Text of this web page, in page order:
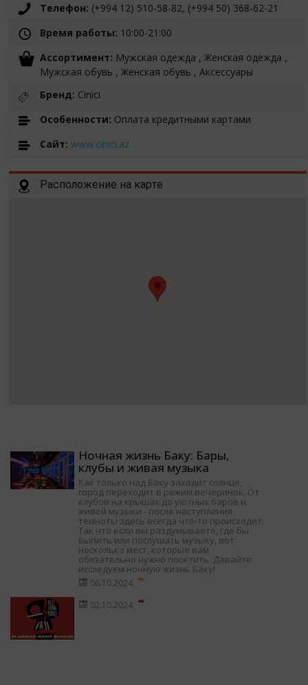
Телефон: (+994 12) 510-58-82, (+994 50) 368-62-21
Время работы: 10:00-21:00
Ассортимент: Мужская одежда , Женская одежда ,
Мужская обувь , Женская обувь , Аксессуары
Бренд: Cinici
Особенности: Оплата кредитными картами
Cайт: www.cinici.az
Расположение на карте
Ночная жизнь Баку: Бары,
клубы и живая музыка
Как только над Баку заходит солнце,
город переходит в режим вечеринок. От
клубов на крышах до уютных баров и
живой музыки - после наступления
темноты здесь всегда что-то происходит.
Так что если вы раздумываете, где бы
выпить или послушать музыку, вот
несколько мест, которые вам
обязательно нужно посетить. Давайте
исследуем ночную жизнь Баку!
06.10.2024
02.10.2024